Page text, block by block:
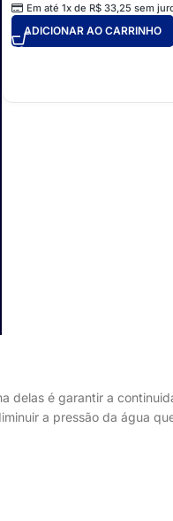
Em até 1x de R$33,25 sem
ADICIONAR AO CARRINHO
delas é garantir a
a pressão da água